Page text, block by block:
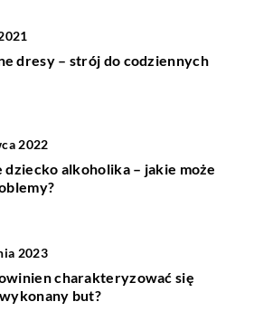
dresy – strój do codziennych
2022
dziecko alkoholika – jakie może
2023
charakteryzować się
but?